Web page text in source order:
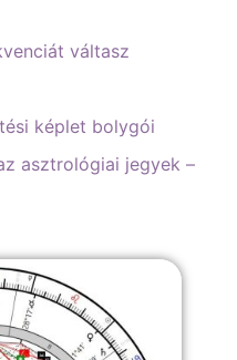
váltasz
képlet bolygói
asztrológiai jegyek –